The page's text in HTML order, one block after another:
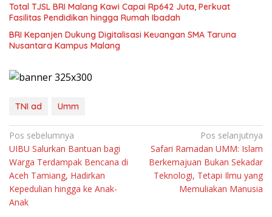
Total TJSL BRI Malang Kawi Capai Rp642 Juta, Perkuat
Fasilitas Pendidikan hingga Rumah Ibadah
BRI Kepanjen Dukung Digitalisasi Keuangan SMA Taruna
Nusantara Kampus Malang
TNI ad Umm
Navigasi
pos
Pos sebelumnya
UIBU Salurkan Bantuan bagi
Warga Terdampak Bencana di
Aceh Tamiang, Hadirkan
Kepedulian hingga ke Anak-
Anak
Pos selanjutnya
Safari Ramadan UMM: Islam
Berkemajuan Bukan Sekadar
Teknologi, Tetapi Ilmu yang
Memuliakan Manusia